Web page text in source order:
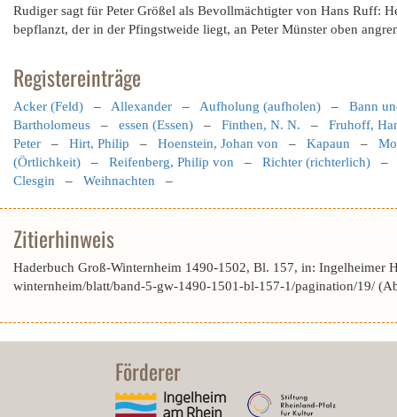
Rudiger sagt für Peter Größel als Bevollmächtigter von Hans Ruff:
bepflanzt, der in der Pfingstweide liegt, an Peter Münster oben
Registereinträge
Acker (Feld) – Allexander – Aufholung (aufholen) – Bann
Bartholomeus – essen (Essen) – Finthen, N. N. – Fruhoff,
Peter – Hirt, Philip – Hoenstein, Johan von – Kapaun –
(Örtlichkeit) – Reifenberg, Philip von – Richter (richterlich)
Clesgin – Weihnachten –
Zitierhinweis
Haderbuch Groß-Winternheim 1490-1502, Bl. 157, in: Ingelheimer
winternheim/blatt/band-5-gw-1490-1501-bl-157-1/pagination/19/
Förderer